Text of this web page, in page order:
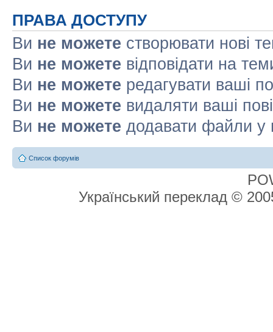
ПРАВА ДОСТУПУ
Ви не можете створювати нові
Ви не можете відповідати на
Ви не можете редагувати ваші
Ви не можете видаляти ваші
Ви не можете додавати файли у
Список форумів
Український переклад ©